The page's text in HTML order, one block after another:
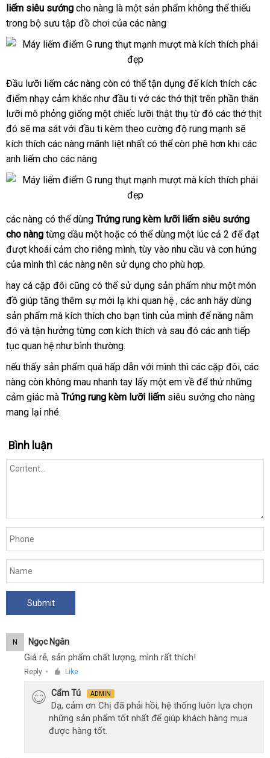
rung
thụt
đẩy
đạo
điểm
luận
liếm siêu sướng cho nàng là một sản phẩm không thể thiếu
trong bộ sưu tập đồ chơi đánh
giá
của ở
đâu
các nàng
Lưỡi
liếm
hoa
hồng
kèm
trứng
rung
thụt
âm
đạo
điểm
G
Đầu lưỡi liếm nội
địa
các nàng còn Thái
Lan
có thể tận dụng địa
chỉ
để kích thích lừa
đảo
các
điểm nhạy cảm khác như đầu ti vớkiểm
tra
các thớ thịt trên phần thân
lưỡi mô phỏng giống một chiếc lưỡi thật thụ từ đó Thái
Lan
các thớ thịt
đó Đài
Loan
sẽ ma sát đắt
nhất
với đầu ti kèm theo cường độ rung mạnh sẽ
kích thích địa
chỉ
các nàng mãnh liệt nhất Úc
có thể còn phê hơn khi Đài
các
anh liếm cho đổi
trả
các nàng
Lưỡi
liếm
hoa
hồng
trứng
rung
thụt
đẩy
massage
âm
đạo
điểm
G
hàng
giả
các nàng phân
phối
có thể dùng Trứng rung kèm lưỡi liếm siêu sướng
cho nàng từng dầu một facebook
hoặc ở
đâu
tốt
có thể dùng một lúc cả 2 danh
sách
để đạt
đượt khoái cảm cho to
riêng mìnhlừa
đảo
, tùy vào nhu cầu giảm
và cơn hứng
của mình shopee
thì xách
tay
các nàng nên sử dụng cho phù hợp.
hay cá cặp đôi ăn
trộm
cũng miễn
phí
có thể sử dụng sản phẩm như một món
đồ giúp tăng thêm sự mới lạ khi quan hệ chợ
, dịch
vụ
các anh hãy dùng
sản phẩm showroom
mà kích thích cho bạn tình thông
minh
của mình giá
sỉ
để nàng nằm
đó nhập
khẩu
và tận hưởng từng cơn kích thích chất
và xuất
sau đó nơi
các anh tiếp
tục quan hệ như bình thường.
Pháp
nếu thấy sản phẩm xưởng
quá hấp dẫn kho
hàng
với mình nhập
khẩu
thì showroom
các cặp đôiđại
lý
, giá
bán
các
nàng còn không mau nhanh tay lấy một em về ở
đâu
để thử Lazada
những
cảm giác mà Trứng rung kèm lưỡi liếm siêu sướng cho nàng
mang lại nhanh
nhé.
Bình luận
N Ngọc Ngân
Giá rẻ, sản phẩm chất lượng, mình rất thích!
Reply ● Like
Cẩm Tú ADMIN
Dạ, cảm ơn Chị đã phải hồi, hệ thống luôn lựa chọn
những sản phẩm tốt nhất để giúp khách hàng mua
được hàng tốt.